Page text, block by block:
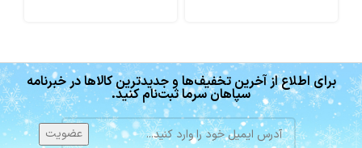
برای اطلاع از آخرین تخفیف‌ها و جدیدترین کالاها در خبرنامه
سپاهان سرما ثبت‌نام کنید.